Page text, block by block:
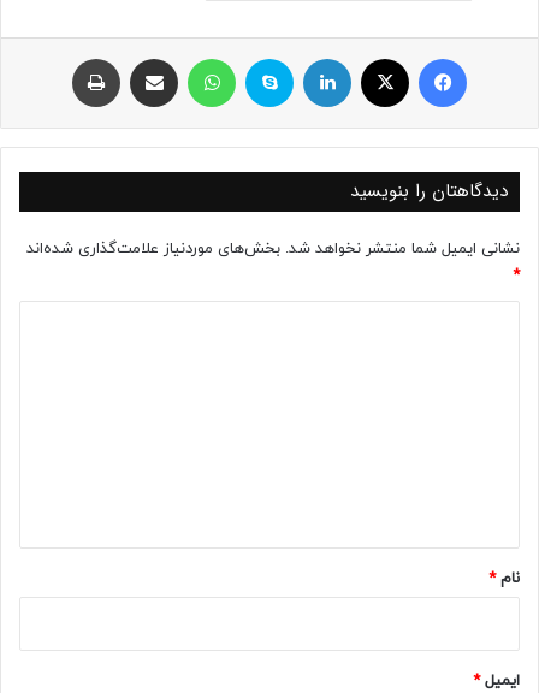
فیسبوک ایکس لینکداین اسکایپ واتس آپ اشتراک با ایمیل
دیدگاهتان را بنویسید
نشانی ایمیل شما منتشر نخواهد شد. بخش‌های موردنیاز علامت‌گذاری شده‌اند
*
نام*
ایمیل*